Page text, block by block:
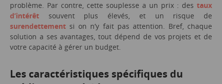
problème. Par contre, cette souplesse a un prix : des taux
d’intérêt souvent plus élevés, et un risque de
surendettement si on n’y fait pas attention. Bref, chaque
solution a ses avantages, tout dépend de vos projets et de
votre capacité à gérer un budget.
Les caractéristiques spécifiques du